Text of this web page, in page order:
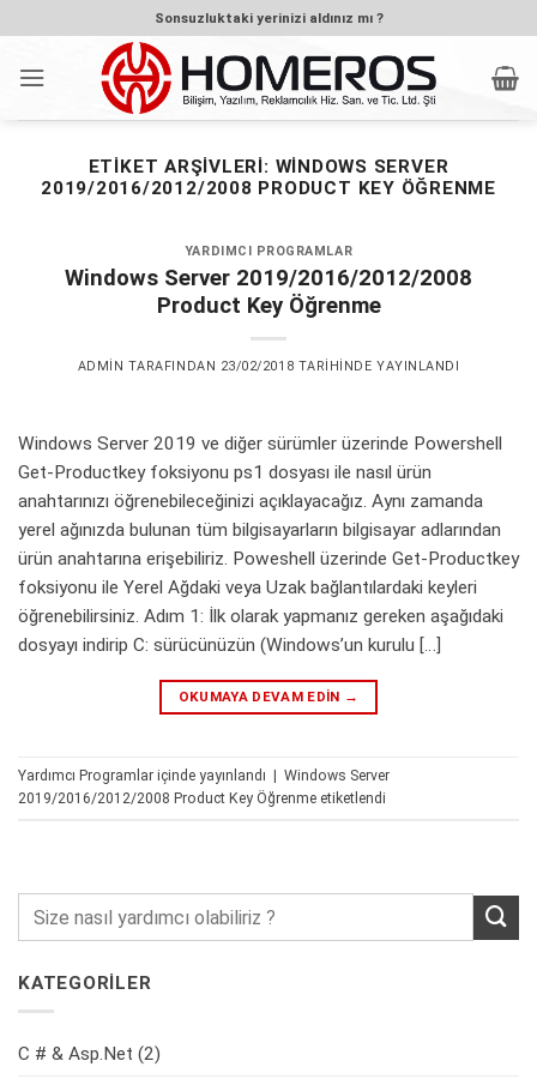
atla
Sonsuzluktaki yerinizi aldınız mı ?
ETIKET ARŞIVLERI: WINDOWS SERVER
2019/2016/2012/2008 PRODUCT KEY ÖĞRENME
KATEGORİLER
C # & Asp.Net (2)
YARDIMCI PROGRAMLAR
Windows Server 2019/2016/2012/2008
Product Key Öğrenme
ADMIN TARAFINDAN 23/02/2018 TARIHINDE YAYINLANDI
Windows Server 2019 ve diğer sürümler üzerinde Powershell
Get-Productkey foksiyonu ps1 dosyası ile nasıl ürün
anahtarınızı öğrenebileceğinizi açıklayacağız. Aynı zamanda
yerel ağınızda bulunan tüm bilgisayarların bilgisayar adlarından
ürün anahtarına erişebiliriz. Poweshell üzerinde Get-Productkey
foksiyonu ile Yerel Ağdaki veya Uzak bağlantılardaki keyleri
öğrenebilirsiniz. Adım 1: İlk olarak yapmanız gereken aşağıdaki
dosyayı indirip C: sürücünüzün (Windows’un kurulu […]
OKUMAYA DEVAM EDIN →
Yardımcı Programlar içinde yayınlandı | Windows Server
2019/2016/2012/2008 Product Key Öğrenme etiketlendi